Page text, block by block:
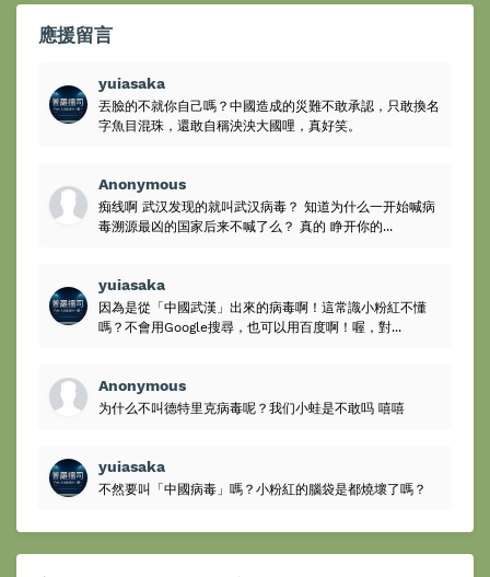
應援留言
yuiasaka
丟臉的不就你自己嗎？中國造成的災難不敢承認，只敢換名
字魚目混珠，還敢自稱泱泱大國哩，真好笑。
Anonymous
痴线啊 武汉发现的就叫武汉病毒？ 知道为什么一开始喊病
毒溯源最凶的国家后来不喊了么？ 真的 睁开你的...
yuiasaka
因為是從「中國武漢」出來的病毒啊！這常識小粉紅不懂
嗎？不會用Google搜尋，也可以用百度啊！喔，對...
Anonymous
为什么不叫德特里克病毒呢？我们小蛙是不敢吗 嘻嘻
yuiasaka
不然要叫「中國病毒」嗎？小粉紅的腦袋是都燒壞了嗎？